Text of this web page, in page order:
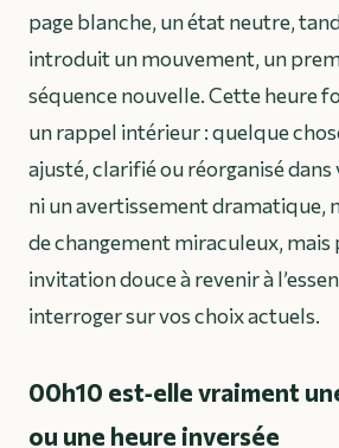
page blanche, un état neutre,
introduit un mouvement, un
séquence nouvelle. Cette heure
un rappel intérieur : quelque
ajusté, clarifié ou réorganisé dans
ni un avertissement dramatique,
de changement miraculeux,
invitation douce à revenir à
interroger sur vos choix actuels.
00h10 est‑elle vraiment
ou une heure inversée